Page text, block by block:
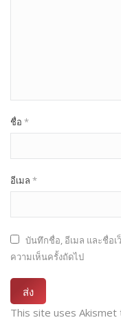
ชื่อ *
อีเมล *
บันทึกชื่อ, อีเมล และชื่อเ
ความเห็นครั้งถัดไป
This site uses Akismet